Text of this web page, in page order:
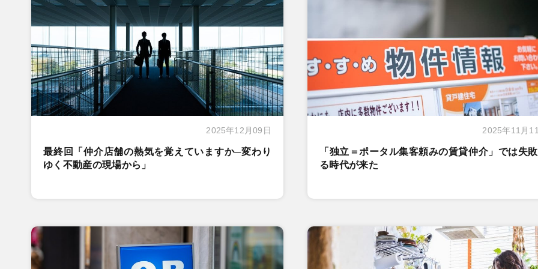
2025年12月09日
最終回「仲介店舗の熱気を覚えていますか─変わり
ゆく不動産の現場から」
2025年11月
「独立＝ポータル集客頼みの賃貸仲介」では失
る時代が来た